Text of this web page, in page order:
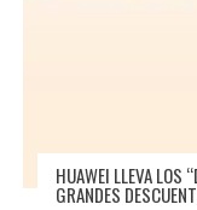
HUAWEI LLEVA LOS
GRANDES